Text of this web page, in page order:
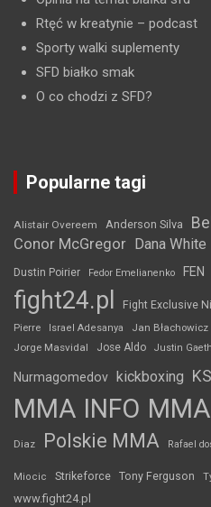
Rtęć w kreatynie – podcast
Sporty walki suplementy
SFD białko smak
O co chodzi z SFD?
Popularne tagi
Alistair Overeem Anderson Silva
Conor McGregor Dana White
Dustin Poirier Fedor Emelianenko FEN
fight24.pl Fight Exclusive
Pierre
Israel Adesanya Jan Błachowicz
Jorge Masvidal Jose Aldo Justin
Nurmagomedov kickboxing
MMA INFO
Diaz Polskie MMA Rafael
Miocic Strikeforce Tony Ferguson
www.fight24.pl